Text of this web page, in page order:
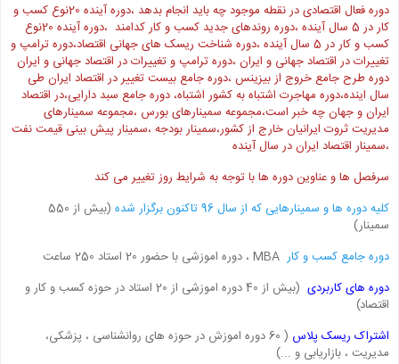
دوره فعال اقتصادی در نقطه موجود چه باید انجام بدهد ،دوره آینده 20نوع کسب و
کار در 5 سال آینده ،دوره روندهای جدید کسب و کار کدامند ،دوره آینده 20نوع
کسب و کار در 5 سال آینده ،دوره شناخت ریسک های جهانی اقتصاد،دوره ترامپ و
تغییرات در اقتصاد جهانی و ایران ،دوره ترامپ و تغییرات در اقتصاد جهانی و ایران
دوره طرح جامع خروج از بیزینس ،دوره جامع بیست تغییر در اقتصاد ایران طی
سال اینده،دوره مهاجرت اشتباه به کشور اشتباه، دوره جامع سبد دارایی،در اقتصاد
ایران و جهان چه خبر است،مجموعه سمینارهای بورس ،مجموعه سمینارهای
مدیریت ثروت ایرانیان خارج از کشور،سمینار بودجه ،سمینار پیش بینی قیمت نفت
،سمینار اقتصاد ایران در سال آینده
سرفصل ها و عناوین دوره ها با توجه به شرایط روز تغییر می کند
کلیه دوره ها و سمینارهایی که از سال 96 تاکنون برگزار شده
(بیش از 550
سمینار)
دوره جامع کسب و کار
دوره های کاربردی
(بیش از 40 دوره اموزشی از 20 استاد در حوزه کسب و کار و
اقتصاد)
اشتراک ریسک پلاس
( 60 دوره اموزش در حوزه های روانشناسی ، پزشکی،
مدیریت ، بازاریابی و ...)